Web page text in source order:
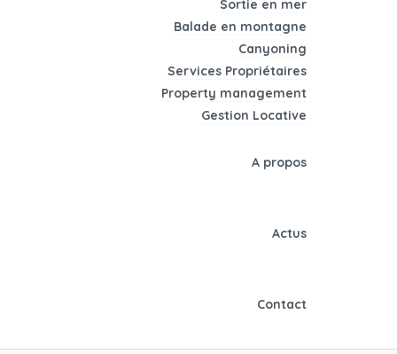
Sortie en mer
Balade en montagne
Canyoning
Services Propriétaires
Property management
Gestion Locative
A propos
Actus
Contact